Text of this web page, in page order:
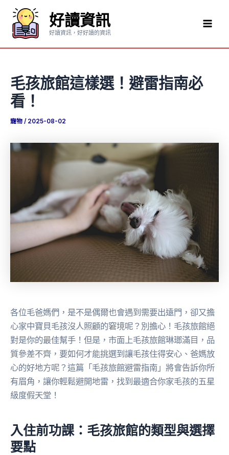
要
好讀資訊
好讀資訊，好好讀的資訊
毛孩旅館這樣選！避雷指南必
看！
寵物 / 2025-08-02
各位毛爸媽們，是不是偶爾也會遇到需要出遠門，卻又擔
心家中寶貝毛孩沒人照顧的窘境呢？別擔心！毛孩旅館絕
對是你的最佳幫手！但是，市面上毛孩旅館琳瑯滿目，品
質參差不齊，要如何才能挑選到讓毛孩住得安心、爸媽放
心的好地方呢？這篇「毛孩旅館避雷指南」將會告訴你所
有眉角，讓你輕鬆避開地雷，找到最適合你家毛孩的五星
級度假天堂！
入住前功課：毛孩旅館的類型與選擇
要點